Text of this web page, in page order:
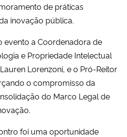
de práticas
inovação pública.
evento a Coordenadora de
e Propriedade Intelectual
Lorenzoni, e o Pró-Reitor
o compromisso da
do Marco Legal de
foi uma oportunidade